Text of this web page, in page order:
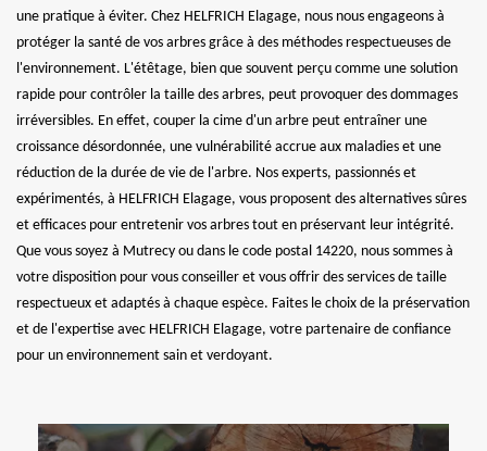
une pratique à éviter. Chez HELFRICH Elagage, nous nous engageons à
protéger la santé de vos arbres grâce à des méthodes respectueuses de
l'environnement. L'étêtage, bien que souvent perçu comme une solution
rapide pour contrôler la taille des arbres, peut provoquer des dommages
irréversibles. En effet, couper la cime d'un arbre peut entraîner une
croissance désordonnée, une vulnérabilité accrue aux maladies et une
réduction de la durée de vie de l'arbre. Nos experts, passionnés et
expérimentés, à HELFRICH Elagage, vous proposent des alternatives sûres
et efficaces pour entretenir vos arbres tout en préservant leur intégrité.
Que vous soyez à Mutrecy ou dans le code postal 14220, nous sommes à
votre disposition pour vous conseiller et vous offrir des services de taille
respectueux et adaptés à chaque espèce. Faites le choix de la préservation
et de l'expertise avec HELFRICH Elagage, votre partenaire de confiance
pour un environnement sain et verdoyant.